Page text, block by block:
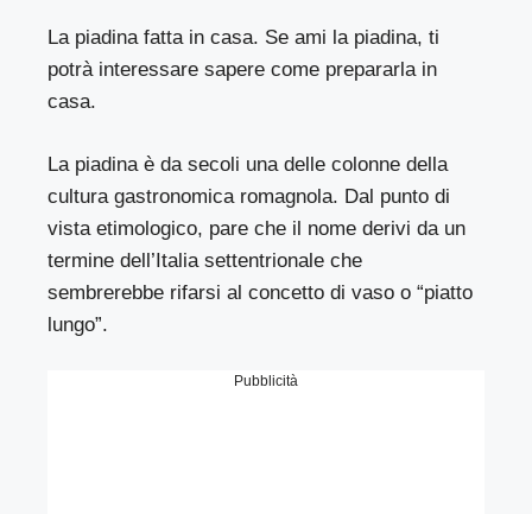
La piadina fatta in casa. Se ami la piadina, ti
potrà interessare sapere come prepararla in
casa.
La piadina è da secoli una delle colonne della
cultura gastronomica romagnola. Dal punto di
vista etimologico, pare che il nome derivi da un
termine dell’Italia settentrionale che
sembrerebbe rifarsi al concetto di vaso o “piatto
lungo”.
Pubblicità